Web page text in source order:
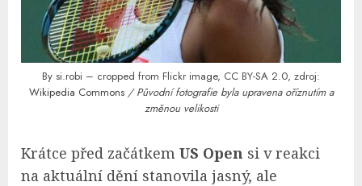
By si.robi – cropped from Flickr image, CC BY-SA 2.0, zdroj:
Wikipedia Commons / Původní fotografie byla upravena oříznutím a
změnou velikosti
Krátce před začátkem US Open si v reakci
na aktuální dění stanovila jasný, ale